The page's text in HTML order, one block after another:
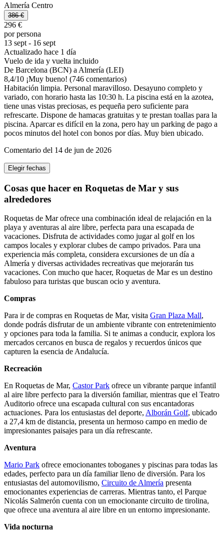
Almería Centro
386 €
296 €
por persona
13 sept - 16 sept
Actualizado hace 1 día
Vuelo de ida y vuelta incluido
De Barcelona (BCN) a Almería (LEI)
8,4/10 ¡Muy bueno! (746 comentarios)
Habitación limpia. Personal maravilloso. Desayuno completo y
variado, con horario hasta las 10:30 h. La piscina está en la azotea,
tiene unas vistas preciosas, es pequeña pero suficiente para
refrescarte. Dispone de hamacas gratuitas y te prestan toallas para la
piscina. Aparcar es difícil en la zona, pero hay un parking de pago a
pocos minutos del hotel con bonos por días. Muy bien ubicado.
Comentario del 14 de jun de 2026
Elegir fechas
Cosas que hacer en Roquetas de Mar y sus
alrededores
Roquetas de Mar ofrece una combinación ideal de relajación en la
playa y aventuras al aire libre, perfecta para una escapada de
vacaciones. Disfruta de actividades como jugar al golf en los
campos locales y explorar clubes de campo privados. Para una
experiencia más completa, considera excursiones de un día a
Almería y diversas actividades recreativas que mejorarán tus
vacaciones. Con mucho que hacer, Roquetas de Mar es un destino
fabuloso para turistas que buscan ocio y aventura.
Compras
Para ir de compras en Roquetas de Mar, visita Gran Plaza Mall,
donde podrás disfrutar de un ambiente vibrante con entretenimiento
y opciones para toda la familia. Si te animas a conducir, explora los
mercados cercanos en busca de regalos y recuerdos únicos que
capturen la esencia de Andalucía.
Recreación
En Roquetas de Mar, Castor Park ofrece un vibrante parque infantil
al aire libre perfecto para la diversión familiar, mientras que el Teatro
Auditorio ofrece una escapada cultural con sus encantadoras
actuaciones. Para los entusiastas del deporte, Alborán Golf, ubicado
a 27,4 km de distancia, presenta un hermoso campo en medio de
impresionantes paisajes para un día refrescante.
Aventura
Mario Park ofrece emocionantes toboganes y piscinas para todas las
edades, perfecto para un día familiar lleno de diversión. Para los
entusiastas del automovilismo, Circuito de Almería presenta
emocionantes experiencias de carreras. Mientras tanto, el Parque
Nicolás Salmerón cuenta con un emocionante circuito de tirolina,
que ofrece una aventura al aire libre en un entorno impresionante.
Vida nocturna